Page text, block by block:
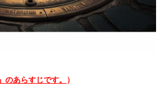
のあらすじです。 ）